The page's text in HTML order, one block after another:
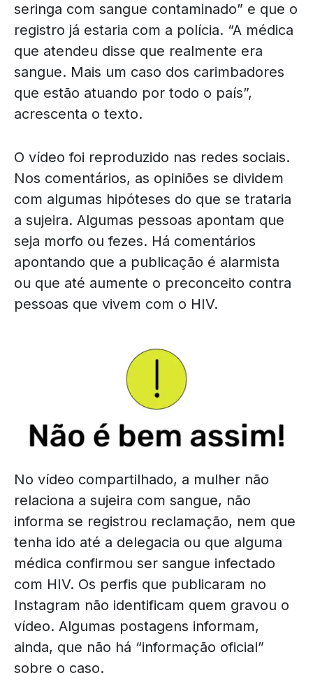
seringa com sangue contaminado” e que o
registro já estaria com a polícia. “A médica
que atendeu disse que realmente era
sangue. Mais um caso dos carimbadores
que estão atuando por todo o país”,
acrescenta o texto.
O vídeo foi reproduzido nas redes sociais.
Nos comentários, as opiniões se dividem
com algumas hipóteses do que se trataria
a sujeira. Algumas pessoas apontam que
seja morfo ou fezes. Há comentários
apontando que a publicação é alarmista
ou que até aumente o preconceito contra
pessoas que vivem com o HIV.
No vídeo compartilhado, a mulher não
relaciona a sujeira com sangue, não
informa se registrou reclamação, nem que
tenha ido até a delegacia ou que alguma
médica confirmou ser sangue infectado
com HIV. Os perfis que publicaram no
Instagram não identificam quem gravou o
vídeo. Algumas postagens informam,
ainda, que não há “informação oficial”
sobre o caso.